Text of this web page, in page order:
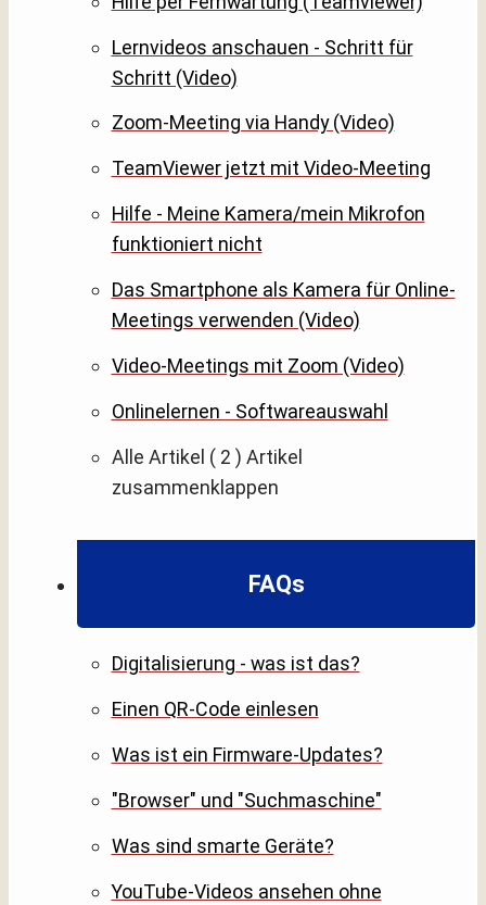
Lernvideos anschauen - Schritt für
Schritt (Video)
Zoom-Meeting via Handy (Video)
TeamViewer jetzt mit Video-Meeting
Hilfe - Meine Kamera/mein Mikrofon
funktioniert nicht
Das Smartphone als Kamera für Online-
Meetings verwenden (Video)
Video-Meetings mit Zoom (Video)
Onlinelernen - Softwareauswahl
Alle Artikel ( 2 ) Artikel
zusammenklappen
FAQs
Digitalisierung - was ist das?
Einen QR-Code einlesen
Was ist ein Firmware-Updates?
"Browser" und "Suchmaschine"
Was sind smarte Geräte?
YouTube-Videos ansehen ohne